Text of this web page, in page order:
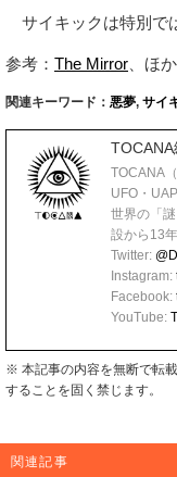
サイキックは特別で
参考： The Mirror 、ほか
関連キーワード： 悪夢, サイ
TOCANA
TOCANA
UFO・
世界の「
設から13
Twitter:
Instagram:
Facebook:
YouTube:
※ 本記事の内容を無断で転
することを固く禁じます。
関連記事